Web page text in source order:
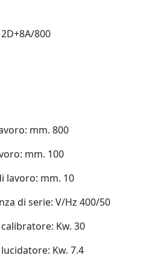
2D+8A/800
mm. 800
mm. 100
lavoro: mm. 10
di serie: V/Hz 400/50
Kw. 30
Kw. 7.4